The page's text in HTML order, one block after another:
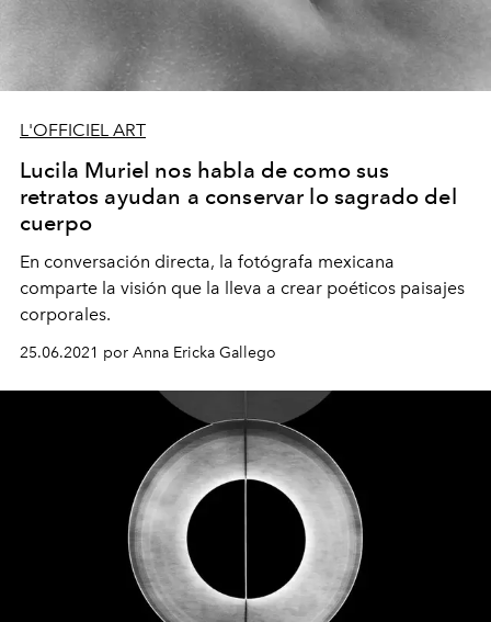
L'OFFICIEL ART
Lucila Muriel nos habla de como sus
retratos ayudan a conservar lo sagrado del
cuerpo
En conversación directa, la fotógrafa mexicana
comparte la visión que la lleva a crear poéticos paisajes
corporales.
25.06.2021 por Anna Ericka Gallego